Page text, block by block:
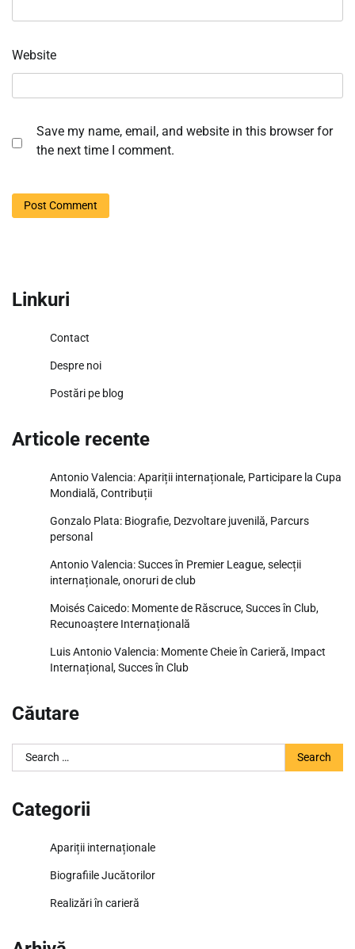
Website
Save my name, email, and website in this browser for
the next time I comment.
Linkuri
Contact
Despre noi
Postări pe blog
Articole recente
Antonio Valencia: Apariții internaționale, Participare la Cupa
Mondială, Contribuții
Gonzalo Plata: Biografie, Dezvoltare juvenilă, Parcurs
personal
Antonio Valencia: Succes în Premier League, selecții
internaționale, onoruri de club
Moisés Caicedo: Momente de Răscruce, Succes în Club,
Recunoaștere Internațională
Luis Antonio Valencia: Momente Cheie în Carieră, Impact
Internațional, Succes în Club
Căutare
Search
for:
Categorii
Apariții internaționale
Biografiile Jucătorilor
Realizări în carieră